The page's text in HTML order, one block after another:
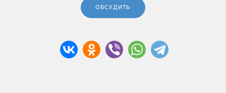
ОБСУДИТЬ